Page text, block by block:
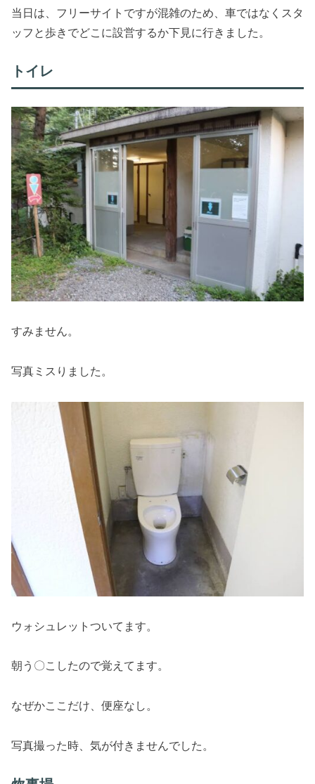
当日は、フリーサイトですが混雑のため、車ではなくスタ
ッフと歩きでどこに設営するか下見に行きました。
トイレ
すみません。
写真ミスりました。
ウォシュレットついてます。
朝う〇こしたので覚えてます。
なぜかここだけ、便座なし。
写真撮った時、気が付きませんでした。